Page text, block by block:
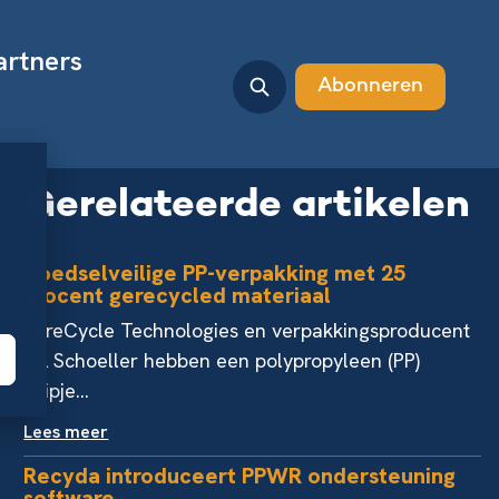
Abonneren
Gerelateerde artikelen
Voedselveilige PP-verpakking met 25
procent gerecycled materiaal
PureCycle Technologies en verpakkingsproducent
IPL Schoeller hebben een polypropyleen (PP)
kuipje...
Lees meer
Recyda introduceert PPWR ondersteuning